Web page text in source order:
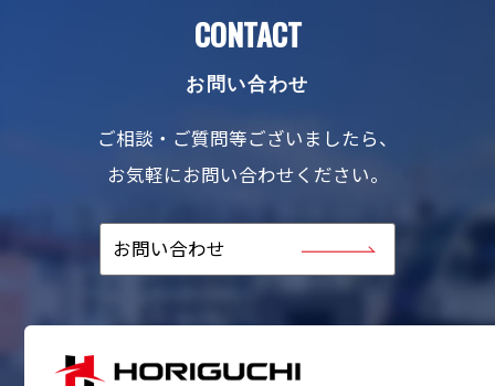
CONTACT
お問い合わせ
ご相談・ご質問等ございましたら、
お気軽にお問い合わせください。
お問い合わせ